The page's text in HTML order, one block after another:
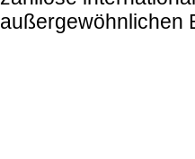
außergewöhnlichen